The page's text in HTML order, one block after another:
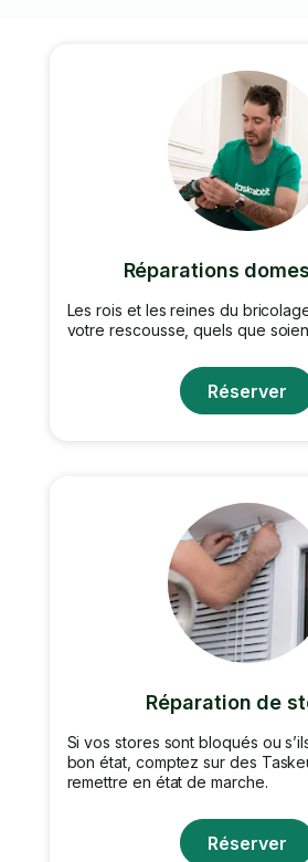
Réparations
Les rois et les reines du
votre rescousse, quels que
Réserver
Réparation de
Si vos stores sont bloqués ou
bon état, comptez sur des
remettre en état de marche.
Réserver